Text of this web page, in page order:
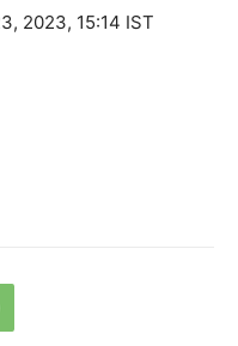
2023, 15:14 IST